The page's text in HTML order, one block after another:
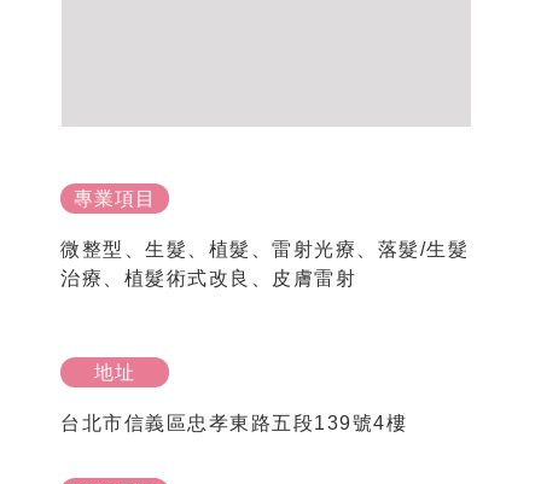
專業項目
微整型、生髮、植髮、雷射光療、落髮/生髮
治療、植髮術式改良、皮膚雷射
地址
台北市信義區忠孝東路五段139號4樓